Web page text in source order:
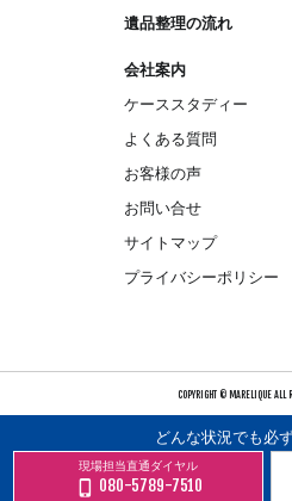
遺品整理の流れ
会社案内
ケーススタディー
よくある質問
お客様の声
お問い合せ
サイトマップ
プライバシーポリシー
どんな状況でも必
現場担当直通ダイヤル
080-5789-7510
COPYRIGHT © MARELIQUE ALL